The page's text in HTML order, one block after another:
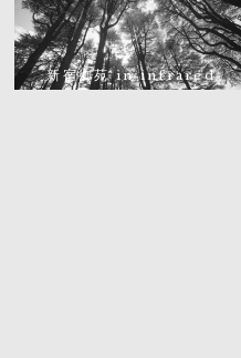
新宿御苑 in infrared